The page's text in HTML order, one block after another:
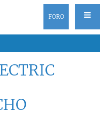
FORO